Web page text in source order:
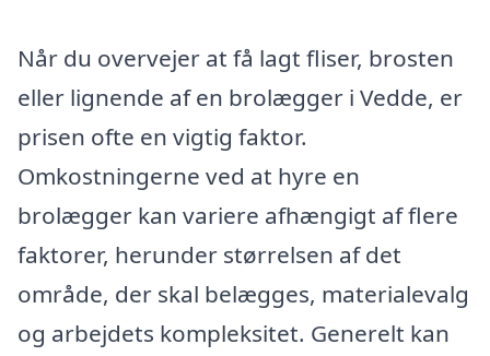
Når du overvejer at få lagt fliser, brosten
eller lignende af en brolægger i Vedde, er
prisen ofte en vigtig faktor.
Omkostningerne ved at hyre en
brolægger kan variere afhængigt af flere
faktorer, herunder størrelsen af det
område, der skal belægges, materialevalg
og arbejdets kompleksitet. Generelt kan